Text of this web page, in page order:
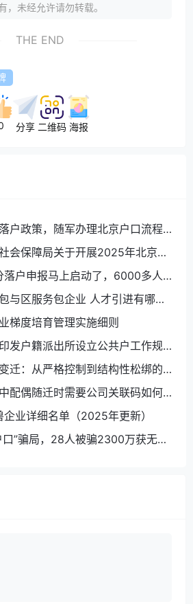
，未经允许请勿转载。
THE END
分享 二维码 海报
户政策，随军办理北京户口流程
会保障局关于开展2025年北京市
通告
户申报马上启动了，6000多人
与区服务包企业 人才引进有哪些
梯度培育管理实施细则
发户籍派出所设立公共户工作规
迁：从严格控制到结构性松绑的
配偶随迁时需要公司关联码如何
业详细名单（2025年更新）
”骗局，28人被骗2300万获无期